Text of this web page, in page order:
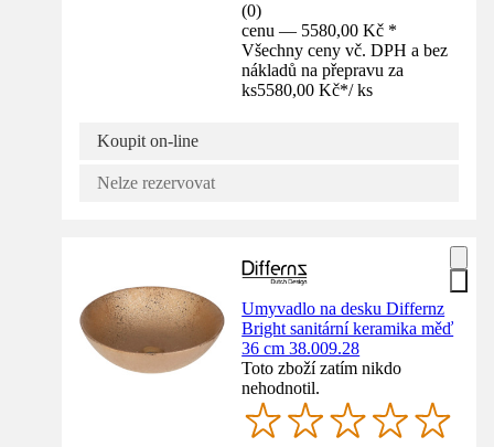
(0)
cenu — 5580,00 Kč *
Všechny ceny vč. DPH a bez
nákladů na přepravu za
ks5580,00 Kč*/ ks
Koupit on-line
Nelze rezervovat
Umyvadlo na desku Differnz
Bright sanitární keramika měď
36 cm 38.009.28
Toto zboží zatím nikdo
nehodnotil.